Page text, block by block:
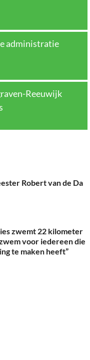
administratie
Reeuwijk
Robert van de Da
zwemt 22 kilometer
voor iedereen die
te maken heeft”